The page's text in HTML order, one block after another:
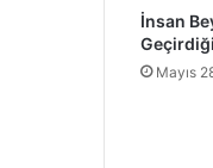
İnsan
Mayıs